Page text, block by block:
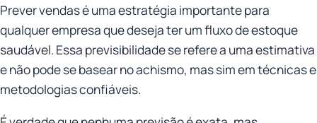
Prever vendas é uma estratégia importante para
qualquer empresa que deseja ter um fluxo de estoque
saudável. Essa previsibilidade se refere a uma estimativa
e não pode se basear no achismo, mas sim em técnicas e
metodologias confiáveis.